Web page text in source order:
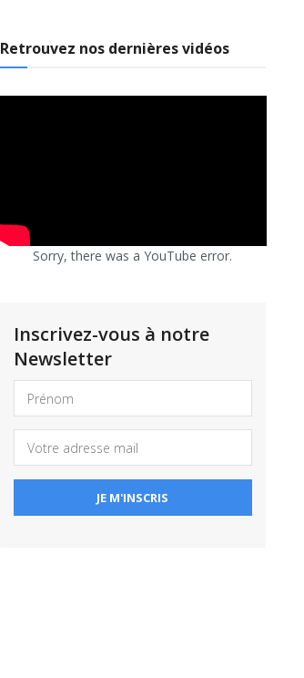
Retrouvez nos dernières vidéos
Sorry, there was a YouTube error.
Inscrivez-vous à notre
Newsletter